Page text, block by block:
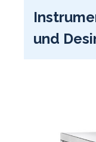
und